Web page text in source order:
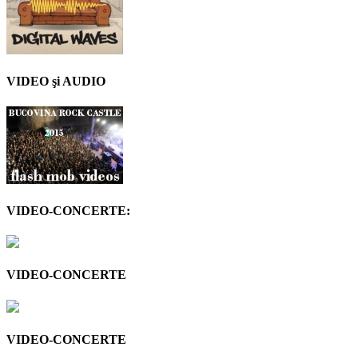
VIDEO şi AUDIO
VIDEO-CONCERTE:
VIDEO-CONCERTE
VIDEO-CONCERTE